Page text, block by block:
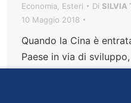
Economia Esteri Di SILVIA
10 Maggio 2018
Quando la Cina è
Paese in via di
situazione è cambiata e